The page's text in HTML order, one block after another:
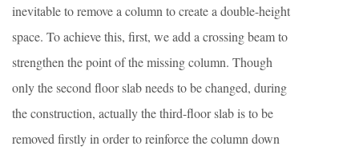
inevitable to remove a column to create a double-height
space. To achieve this, first, we add a crossing beam to
strengthen the point of the missing column. Though
only the second floor slab needs to be changed, during
the construction, actually the third-floor slab is to be
removed firstly in order to reinforce the column down